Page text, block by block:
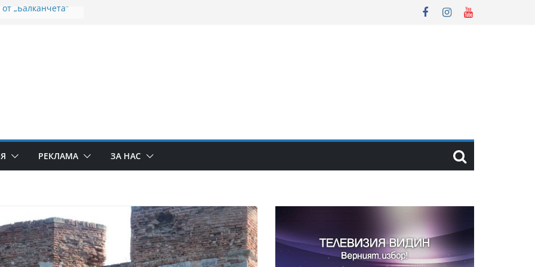
„Балканчета“
икона на
пристига
продължава
целевата помощ
на Дунав не
с
РЕКЛАМА ЗА НАС